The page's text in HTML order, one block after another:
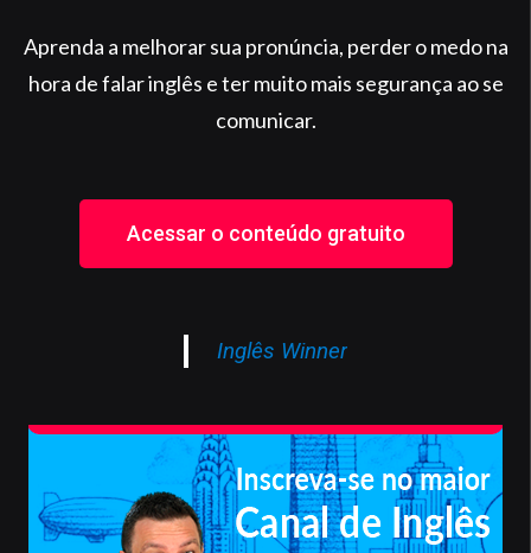
Aprenda a melhorar sua pronúncia, perder o medo na
hora de falar inglês e ter muito mais segurança ao se
comunicar.
Acessar o conteúdo gratuito
Inglês Winner